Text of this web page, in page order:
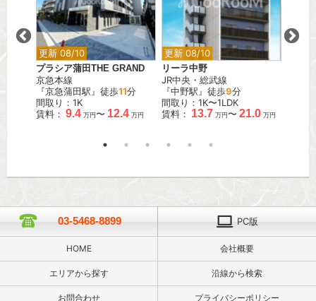
更新 08/10
プラシア蒲田THE GRAND
京急本線
『京急蒲田駅』徒歩11分
間取り：1K
賃料： 9.4 万円〜 12.4 万円
更新 08/10
リーラ中野
JR中央・総武線
『中野駅』徒歩9分
間取り：1K〜1LDK
賃料： 13.7 万円〜 21.0 万円
03-5468-8899 PC版
HOME 会社概要
エリアから探す 沿線から検索
お問合わせ プライバシーポリシー